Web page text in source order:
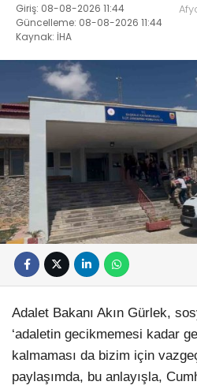
Giriş: 08-08-2026 11:44
Güncelleme: 08-08-2026 11:44
Kaynak: İHA
Adalet Bakanı Akın Gürlek,
‘adaletin gecikmemesi kadar
kalmaması da bizim için
paylaşımda, bu anlayışla,